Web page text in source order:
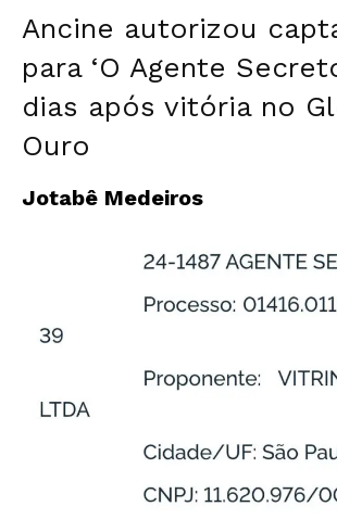
Ancine autorizou
para ‘O Agente
dias após vitória no
Ouro
Jotabê Medeiros